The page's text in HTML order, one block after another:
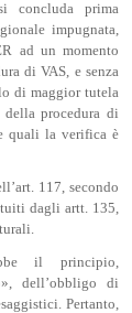
concluda prima
impugnata,
ad un momento
di VAS, e senza
di maggior tutela
della procedura di
quali la verifica è
117, secondo
dagli artt. 135,
il principio,
dell’obbligo di
Pertanto,